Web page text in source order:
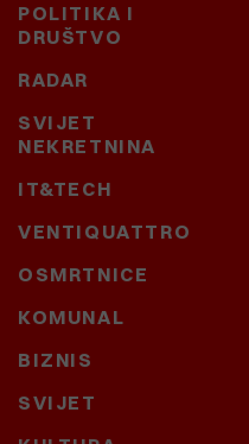
POLITIKA I
DRUŠTVO
RADAR
SVIJET
NEKRETNINA
IT&TECH
VENTIQUATTRO
OSMRTNICE
KOMUNAL
BIZNIS
SVIJET